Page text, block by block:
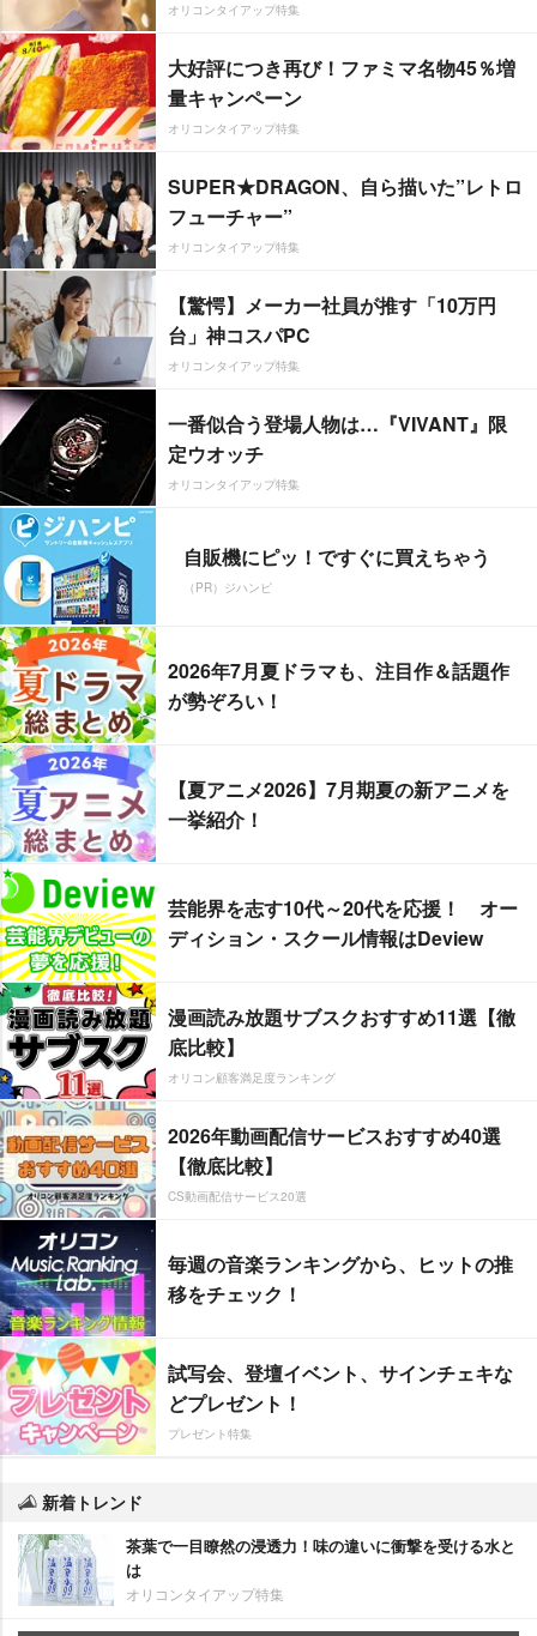
オリコンタイアップ特集
大好評につき再び！ファミマ名物45％増
量キャンペーン
オリコンタイアップ特集
SUPER★DRAGON、自ら描いた”レトロ
フューチャー”
オリコンタイアップ特集
【驚愕】メーカー社員が推す「10万円
台」神コスパPC
オリコンタイアップ特集
一番似合う登場人物は…『VIVANT』限
定ウオッチ
オリコンタイアップ特集
自販機にピッ！ですぐに買えちゃう
（PR）ジハンピ
2026年7月夏ドラマも、注目作＆話題作
が勢ぞろい！
【夏アニメ2026】7月期夏の新アニメを
一挙紹介！
芸能界を志す10代～20代を応援！ オー
ディション・スクール情報はDeview
漫画読み放題サブスクおすすめ11選【徹
底比較】
オリコン顧客満足度ランキング
2026年動画配信サービスおすすめ40選
【徹底比較】
CS動画配信サービス20選
毎週の音楽ランキングから、ヒットの推
移をチェック！
試写会、登壇イベント、サインチェキな
どプレゼント！
プレゼント特集
新着トレンド
茶葉で一目瞭然の浸透力！味の違いに衝撃を受ける水と
は
オリコンタイアップ特集